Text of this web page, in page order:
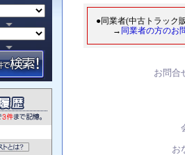
●同業者(中古トラック
→ 同業者の方のお
お問合
お